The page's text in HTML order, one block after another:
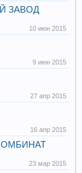
ЗАВОД
10 июн 2015
9 июн 2015
27 апр 2015
16 апр 2015
23 мар 2015